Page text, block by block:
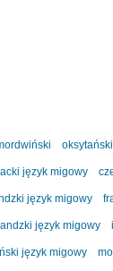
oksytański
język migowy
język migowy
język migowy
język migowy